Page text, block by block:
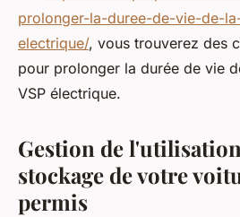
prolonger-la-duree-de-vie-de-
electrique/, vous trouverez des
pour prolonger la durée de vie
VSP électrique.
Gestion de
stockage de votre
permis